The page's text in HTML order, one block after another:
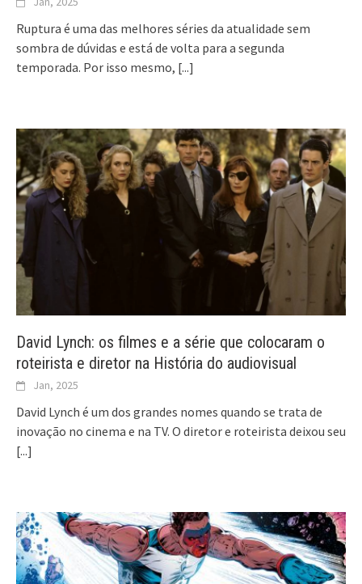
Ruptura é uma das melhores séries da atualidade sem
sombra de dúvidas e está de volta para a segunda
temporada. Por isso mesmo, [...]
David Lynch: os filmes e a série que colocaram o
roteirista e diretor na História do audiovisual
Jan, 2025
David Lynch é um dos grandes nomes quando se trata de
inovação no cinema e na TV. O diretor e roteirista deixou seu
[...]